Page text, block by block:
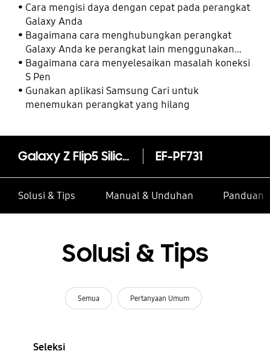
Cara mengisi daya dengan cepat pada perangkat
Galaxy Anda
Bagaimana cara menghubungkan perangkat
Galaxy Anda ke perangkat lain menggunakan
Perangkat Terhubung
Bagaimana cara menyelesaikan masalah koneksi
S Pen
Gunakan aplikasi Samsung Cari untuk
menemukan perangkat yang hilang
Galaxy Z Flip5 Silicone Case with Ring EF-PF731
Solusi & Tips Manual & Unduhan Panduan
Solusi & Tips
Semua Pertanyaan Umum
Seleksi